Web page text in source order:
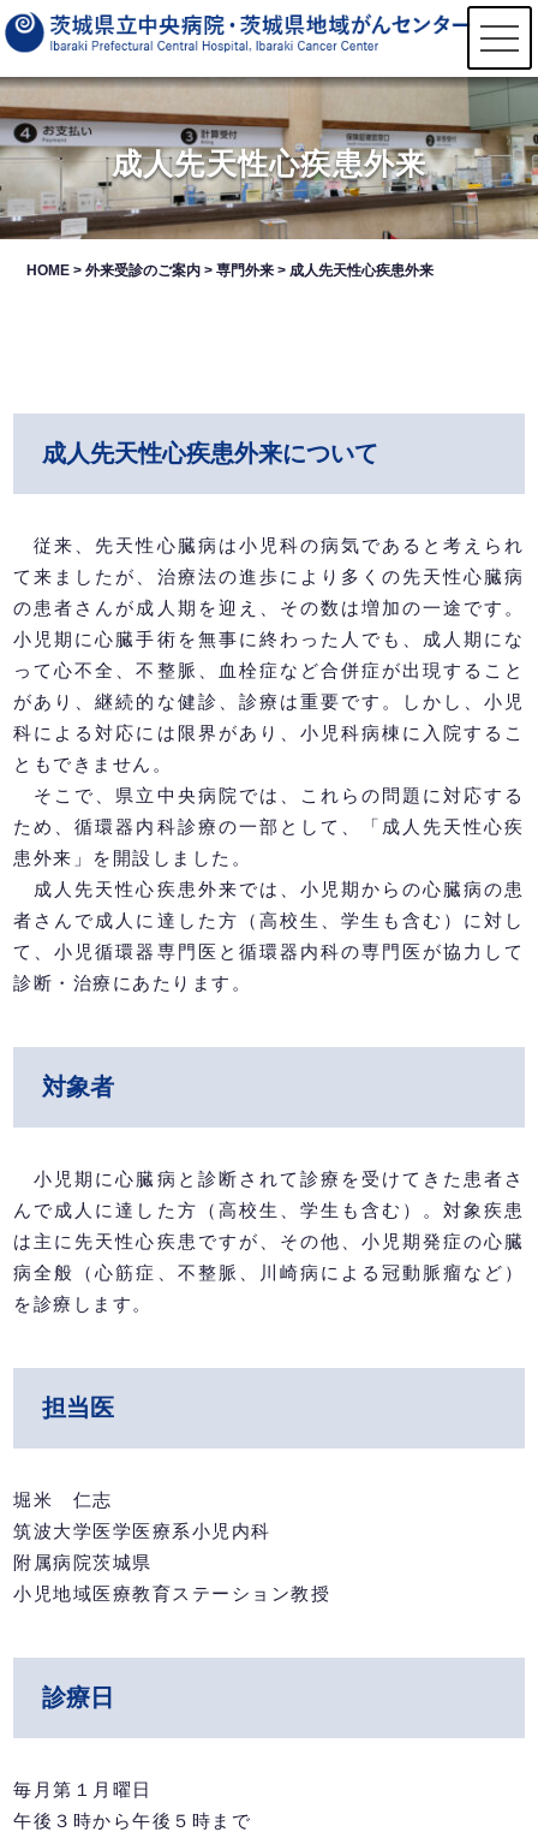
t
o
g
g
e
n
a
v
i
g
a
成人先天性心疾患外来
HOME >外来受診のご案内 >専門外来 >成人先天性心疾患外来
成人先天性心疾患外来について
従来、先天性心臓病は小児科の病気であると考えられ
て来ましたが、治療法の進歩により多くの先天性心臓病
の患者さんが成人期を迎え、その数は増加の一途です。
小児期に心臓手術を無事に終わった人でも、成人期にな
って心不全、不整脈、血栓症など合併症が出現すること
があり、継続的な健診、診療は重要です。しかし、小児
科による対応には限界があり、小児科病棟に入院するこ
ともできません。
そこで、県立中央病院では、これらの問題に対応する
ため、循環器内科診療の一部として、「成人先天性心疾
患外来」を開設しました。
成人先天性心疾患外来では、小児期からの心臓病の患
者さんで成人に達した方（高校生、学生も含む）に対し
て、小児循環器専門医と循環器内科の専門医が協力して
診断・治療にあたります。
対象者
小児期に心臓病と診断されて診療を受けてきた患者さ
んで成人に達した方（高校生、学生も含む）。対象疾患
は主に先天性心疾患ですが、その他、小児期発症の心臓
病全般（心筋症、不整脈、川崎病による冠動脈瘤など）
を診療します。
担当医
堀米 仁志
筑波大学医学医療系小児内科
附属病院茨城県
小児地域医療教育ステーション教授
診療日
毎月第１月曜日
午後３時から午後５時まで